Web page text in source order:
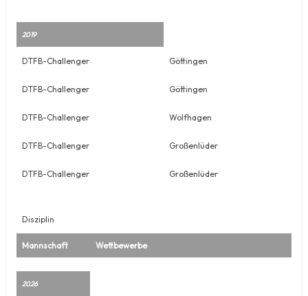
2019
DTFB-Challenger Göttingen
DTFB-Challenger Göttingen
DTFB-Challenger Wolfhagen
DTFB-Challenger Großenlüder
DTFB-Challenger Großenlüder
Disziplin
Mannschaft Wettbewerbe
2026